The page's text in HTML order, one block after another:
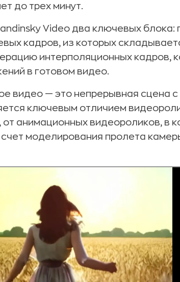
до трех минут.
Video два ключевых блока:
кадров, из которых
интерполяционных кадров,
в готовом видео.
видео — это непрерывная сцена
ключевым отличием
от анимационных видеороликов, в
моделирования пролета